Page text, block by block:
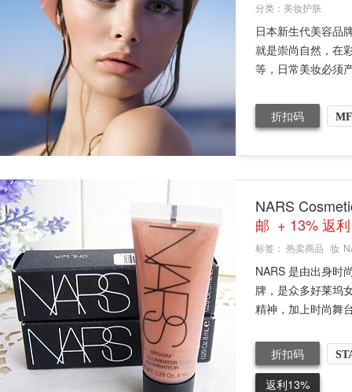
分类： 美妆护肤
日本新生代美容品
就是崇尚自然，在
等，日常美妆必须
折扣码
NARS
邮 + 13% 返利
标签： 热卖商品 妆
NARS 是由出身时
牌，是众多好莱坞
精神，加上时尚舞
折扣码
返利13%